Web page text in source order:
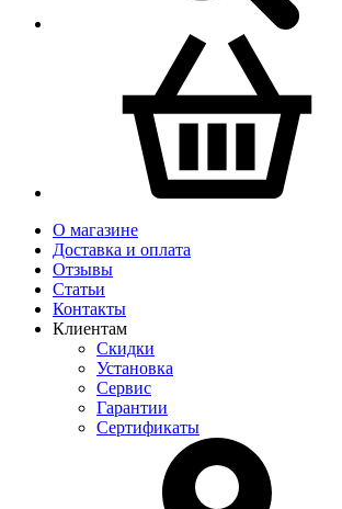
О магазине
Доставка и оплата
Отзывы
Статьи
Контакты
Клиентам
Скидки
Установка
Сервис
Гарантии
Сертификаты